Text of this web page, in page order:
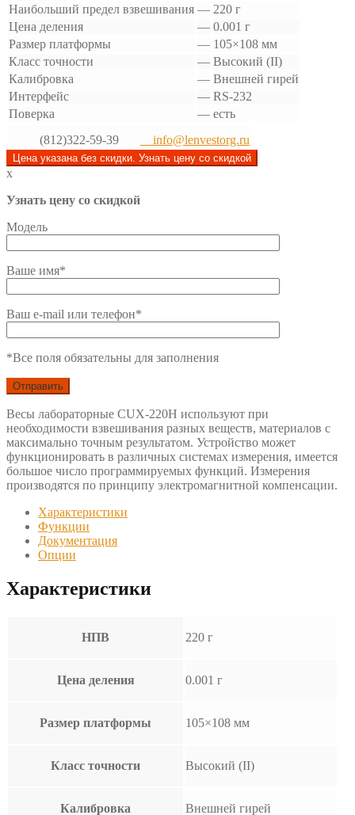
Наибольший предел взвешивания — 220 г
Цена деления
— 0.001 г
Размер платформы
— 105×108 мм
Класс точности
— Высокий (II)
Калибровка
— Внешней гирей
Интерфейс
— RS-232
Поверка
— есть
(812)322-59-39
info@lenvestorg.ru
Цена указана без скидки. Узнать цену со скидкой
x
Узнать цену со скидкой
Модель
Ваше имя*
Ваш e-mail или телефон*
*Все поля обязательны для заполнения
Весы лабораторные CUX-220H используют при
необходимости взвешивания разных веществ, материалов с
максимально точным результатом. Устройство может
функционировать в различных системах измерения, имеется
большое число программируемых функций. Измерения
производятся по принципу электромагнитной компенсации.
Характеристики
Функции
Документация
Опции
Характеристики
НПВ 220 г
Цена деления 0.001 г
Размер платформы 105×108 мм
Класс точности Высокий (II)
Калибровка Внешней гирей